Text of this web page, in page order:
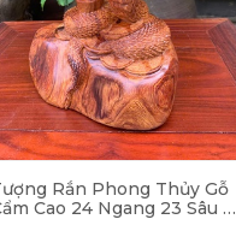
Rắn Phong Thủy Gỗ
Cao 24 Ngang 23 Sâu 15